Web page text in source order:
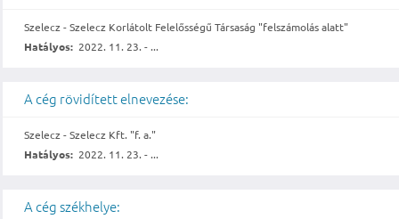
Szelecz - Szelecz Korlátolt Felelősségű Társaság "felszámolás alatt"
Hatályos: 2022. 11. 23. - ...
A cég rövidített elnevezése:
Szelecz - Szelecz Kft. "f. a."
Hatályos: 2022. 11. 23. - ...
A cég székhelye: